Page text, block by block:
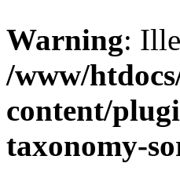
Warning:
/www/
content/
taxonomy-